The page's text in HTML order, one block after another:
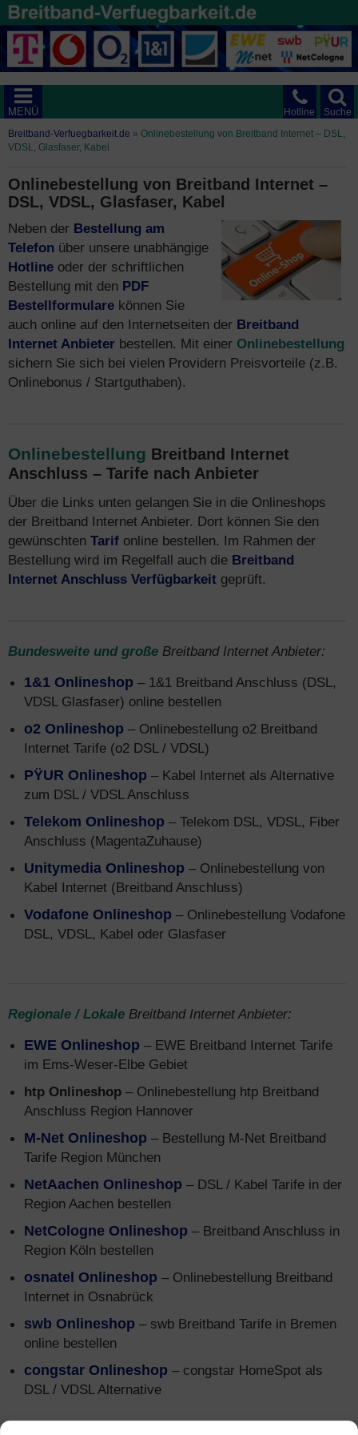
Suche
Hotline
MENÜ
Breitband-Verfuegbarkeit.de » Onlinebestellung von Breitband Internet – DSL,
VDSL, Glasfaser, Kabel
Onlinebestellung von Breitband Internet –
DSL, VDSL, Glasfaser, Kabel
Neben der Bestellung am
Telefon über unsere unabhängige
Hotline oder der schriftlichen
Bestellung mit den PDF
Bestellformulare können Sie
auch online auf den Internetseiten der Breitband
Internet Anbieter bestellen. Mit einer Onlinebestellung
sichern Sie sich bei vielen Providern Preisvorteile (z.B.
Onlinebonus / Startguthaben).
Onlinebestellung Breitband Internet
Anschluss – Tarife nach Anbieter
Über die Links unten gelangen Sie in die Onlineshops
der Breitband Internet Anbieter. Dort können Sie den
gewünschten Tarif online bestellen. Im Rahmen der
Bestellung wird im Regelfall auch die Breitband
Internet Anschluss Verfügbarkeit geprüft.
Bundesweite und große Breitband Internet Anbieter:
1&1 Onlineshop – 1&1 Breitband Anschluss (DSL,
VDSL Glasfaser) online bestellen
o2 Onlineshop – Onlinebestellung o2 Breitband
Internet Tarife (o2 DSL / VDSL)
PŸUR Onlineshop – Kabel Internet als Alternative
zum DSL / VDSL Anschluss
Telekom Onlineshop – Telekom DSL, VDSL, Fiber
Anschluss (MagentaZuhause)
Unitymedia Onlineshop – Onlinebestellung von
Kabel Internet (Breitband Anschluss)
Vodafone Onlineshop – Onlinebestellung Vodafone
DSL, VDSL, Kabel oder Glasfaser
Regionale / Lokale Breitband Internet Anbieter:
EWE Onlineshop – EWE Breitband Internet Tarife
im Ems-Weser-Elbe Gebiet
htp Onlineshop – Onlinebestellung htp Breitband
Anschluss Region Hannover
M-Net Onlineshop – Bestellung M-Net Breitband
Tarife Region München
NetAachen Onlineshop – DSL / Kabel Tarife in der
Region Aachen bestellen
NetCologne Onlineshop – Breitband Anschluss in
Region Köln bestellen
osnatel Onlineshop – Onlinebestellung Breitband
Internet in Osnabrück
swb Onlineshop – swb Breitband Tarife in Bremen
online bestellen
congstar Onlineshop – congstar HomeSpot als
DSL / VDSL Alternative